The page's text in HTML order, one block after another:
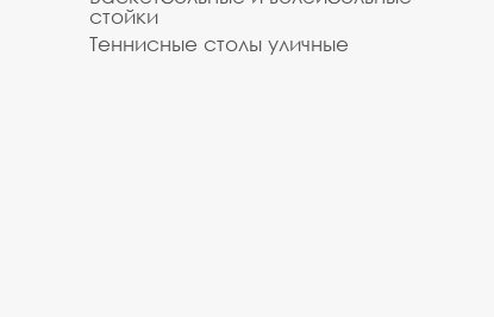
стойки
Теннисные столы уличные